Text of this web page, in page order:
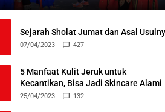
Sejarah Sholat Jumat dan Asal
07/04/2023 427
5 Manfaat Kulit Jeruk untuk
Kecantikan, Bisa Jadi Skincare Alami
25/04/2023 132